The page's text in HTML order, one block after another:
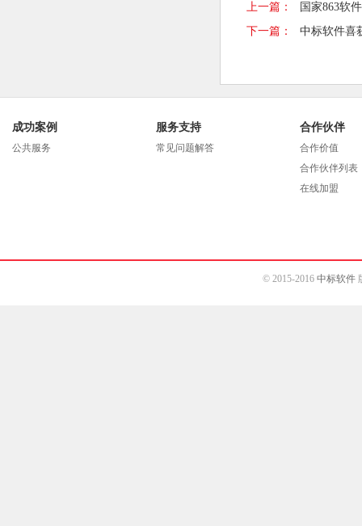
上一篇：
国家863软
下一篇：
中标软件喜
成功案例
公共服务
服务支持
常见问题解答
合作伙伴
合作价值
合作伙伴列表
在线加盟
© 2015-2016 中标软件